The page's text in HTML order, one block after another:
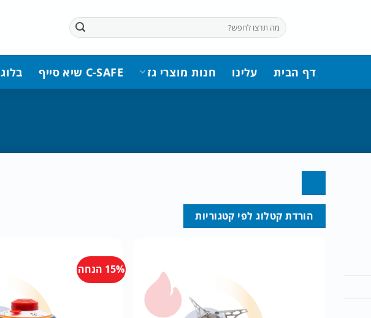
חיפוש
עבור:
דף הבית עלינו חנות מוצרי גז C-SAFE שיא סייף בלוג
הורדת קטלוג לפי קטגוריות
15% הנחה